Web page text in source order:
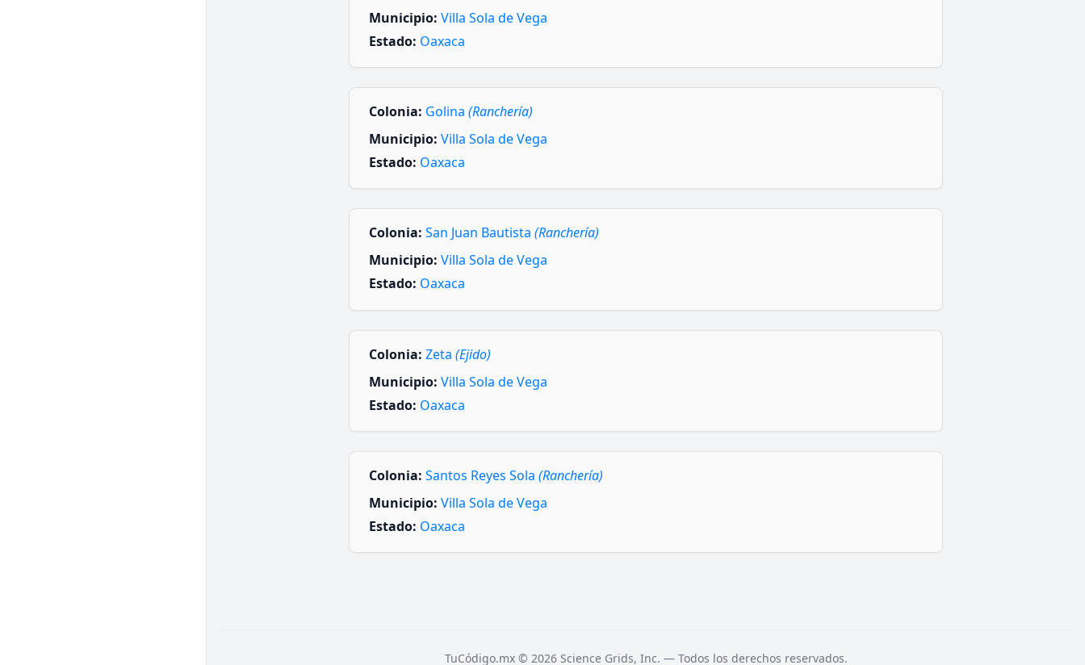
Municipio: Villa Sola de Vega
Estado: Oaxaca
Colonia: Golina (Ranchería)
Municipio: Villa Sola de Vega
Estado: Oaxaca
Colonia: San Juan Bautista (Ranchería)
Municipio: Villa Sola de Vega
Estado: Oaxaca
Colonia: Zeta (Ejido)
Municipio: Villa Sola de Vega
Estado: Oaxaca
Colonia: Santos Reyes Sola (Ranchería)
Municipio: Villa Sola de Vega
Estado: Oaxaca
TuCódigo.mx © 2026 Science Grids, Inc. — Todos los derechos reservados.